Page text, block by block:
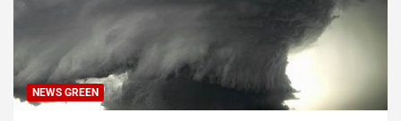
NEWS GREEN